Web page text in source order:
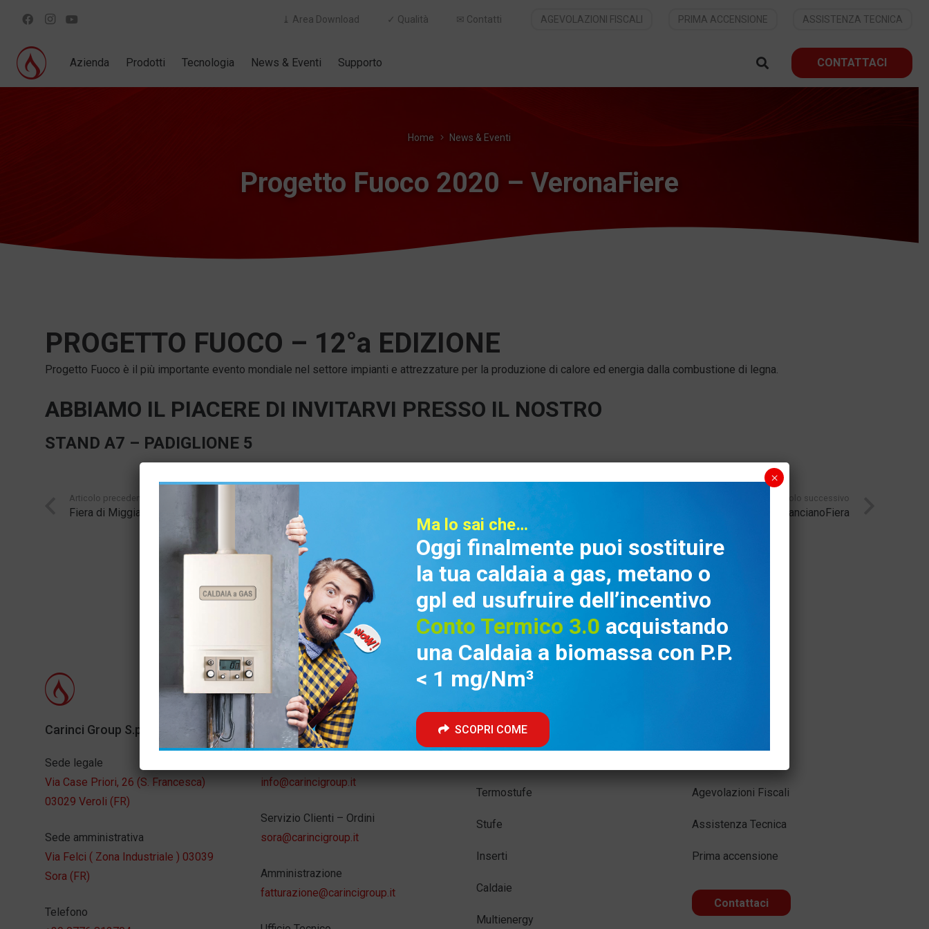
⤓ Area Download ✓ Qualità ✉ Contatti AGEVOLAZIONI FISCALI PRIMA ACCENSIONE ASSISTENZA TECNICA
Azienda Prodotti Tecnologia News & Eventi Supporto CONTATTACI
Home News & Eventi
Progetto Fuoco 2020 – VeronaFiere
PROGETTO FUOCO – 12°a EDIZIONE
Progetto Fuoco è il più importante evento mondiale nel settore impianti e attrezzature per la produzione di calore ed energia dalla combustione di legna.
ABBIAMO IL PIACERE DI INVITARVI PRESSO IL NOSTRO
STAND A7 – PADIGLIONE 5
Articolo precedente
Fiera di Miggiano 2019
Articolo successivo
Abitare Oggi – LancianoFiera
Carinci Group S.p.A.
Sede legale
Via Case Priori, 26 (S. Francesca)
03029 Veroli (FR)
Sede amministrativa
Via Felci ( Zona Industriale ) 03039
Sora (FR)
Telefono
Info web
info@carincigroup.it
Servizio Clienti – Ordini
sora@carincigroup.it
Amministrazione
fatturazione@carincigroup.it
Prodotti
Termostufe
Stufe
Inserti
Caldaie
Multienergy
Agevolazioni Fiscali
Assistenza Tecnica
Prima accensione
Contattaci
Ma lo sai che…
Oggi finalmente puoi sostituire
la tua caldaia a gas, metano o
gpl ed usufruire dell’incentivo
Conto Termico 3.0 acquistando
una Caldaia a biomassa con P.P.
< 1 mg/Nm³
SCOPRI COME
×